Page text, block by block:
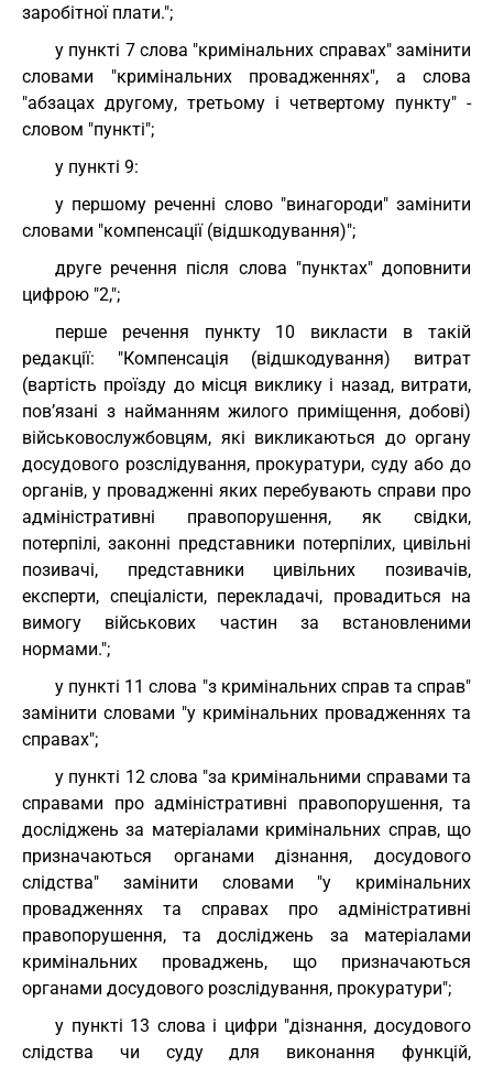
заробітної плати.";
у пункті 7 слова "кримінальних справах" замінити
словами "кримінальних провадженнях", а слова
"абзацах другому, третьому і четвертому пункту" -
словом "пункті";
у пункті 9:
у першому реченні слово "винагороди" замінити
словами "компенсації (відшкодування)";
друге речення після слова "пунктах" доповнити
цифрою "2,";
перше речення пункту 10 викласти в такій
редакції: "Компенсація (відшкодування) витрат
(вартість проїзду до місця виклику і назад, витрати,
пов’язані з найманням жилого приміщення, добові)
військовослужбовцям, які викликаються до органу
досудового розслідування, прокуратури, суду або до
органів, у провадженні яких перебувають справи про
адміністративні правопорушення, як свідки,
потерпілі, законні представники потерпілих, цивільні
позивачі, представники цивільних позивачів,
експерти, спеціалісти, перекладачі, провадиться на
вимогу військових частин за встановленими
нормами.";
у пункті 11 слова "з кримінальних справ та справ"
замінити словами "у кримінальних провадженнях та
справах";
у пункті 12 слова "за кримінальними справами та
справами про адміністративні правопорушення, та
досліджень за матеріалами кримінальних справ, що
призначаються органами дізнання, досудового
слідства" замінити словами "у кримінальних
провадженнях та справах про адміністративні
правопорушення, та досліджень за матеріалами
кримінальних проваджень, що призначаються
органами досудового розслідування, прокуратури";
у пункті 13 слова і цифри "дізнання, досудового
слідства чи суду для виконання функцій,